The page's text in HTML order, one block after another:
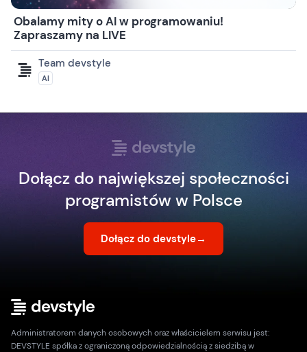
Obalamy mity o AI w programowaniu!
Zapraszamy na LIVE
Team devstyle
AI
Dołącz do największej społeczności
programistów w Polsce
Dołącz do devstyle→
Administratorem danych osobowych oraz właścicielem serwisu jest:
DEVSTYLE spółka z ograniczoną odpowiedzialnością z siedzibą w